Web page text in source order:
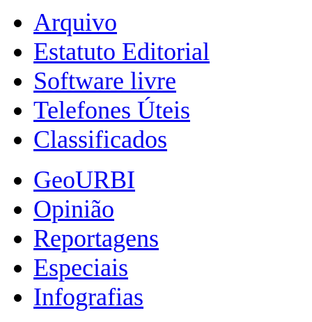
Arquivo
Estatuto Editorial
Software livre
Telefones Úteis
Classificados
GeoURBI
Opinião
Reportagens
Especiais
Infografias